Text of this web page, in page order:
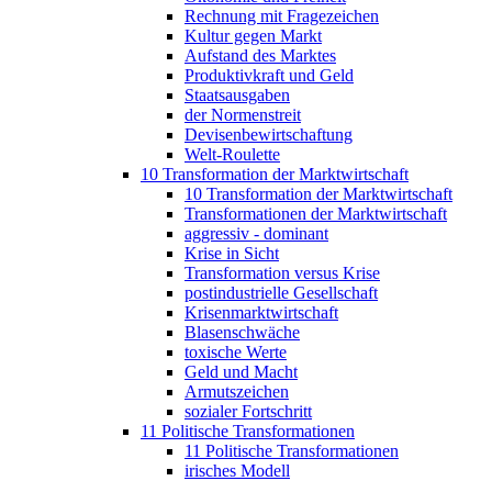
Rechnung mit Fragezeichen
Kultur gegen Markt
Aufstand des Marktes
Produktivkraft und Geld
Staatsausgaben
der Normenstreit
Devisenbewirtschaftung
Welt-Roulette
10 Transformation der Marktwirtschaft
10 Transformation der Marktwirtschaft
Transformationen der Marktwirtschaft
aggressiv - dominant
Krise in Sicht
Transformation versus Krise
postindustrielle Gesellschaft
Krisenmarktwirtschaft
Blasenschwäche
toxische Werte
Geld und Macht
Armutszeichen
sozialer Fortschritt
11 Politische Transformationen
11 Politische Transformationen
irisches Modell